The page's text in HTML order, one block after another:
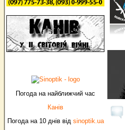
Погода на найближчий час
Канів
Погода на 10 днів від sinoptik.ua